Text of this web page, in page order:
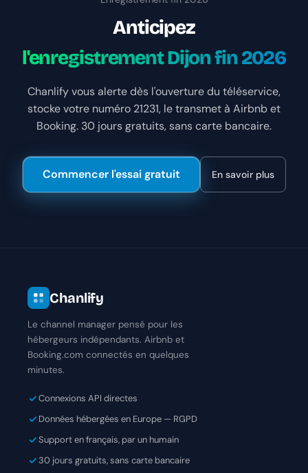
Anticipez
l'enregistrement Dijon fin 2026
Chanlify vous alerte dès l'ouverture du téléservice,
stocke votre numéro 21231, le transmet à Airbnb et
Booking. 30 jours gratuits, sans carte bancaire.
Commencer l'essai gratuit En savoir plus
Chanlify
Le channel manager pensé pour les
hébergeurs indépendants. Airbnb et
Booking.com connectés en quelques
minutes.
Connexions API directes
Données hébergées en Europe — RGPD
Support en français, par un humain
30 jours gratuits, sans carte bancaire